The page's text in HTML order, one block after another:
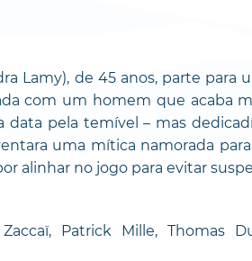
Lamy), de 45 anos, parte para
com um homem que acaba
pela temível – mas
uma mítica namorada
alinhar no jogo para evitar
Patrick Mille, Thomas